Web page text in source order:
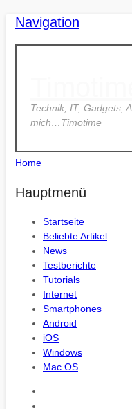
Navigation
Technik, IT, Gadgets,
mich…Timotime
Home
Hauptmenü
Startseite
Beliebte Artikel
News
Testberichte
Tutorials
Internet
Smartphones
Android
iOS
Windows
Mac OS